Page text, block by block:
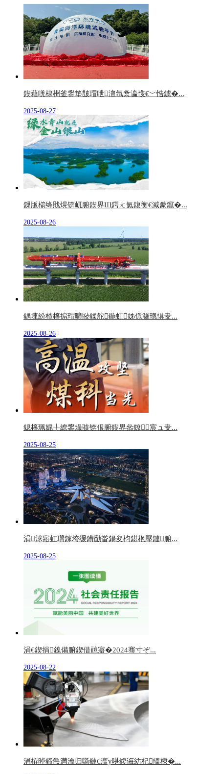
鍥藉唴棣栦釜鐢垫皵瑁呭澶氬洜瀛愯€﹀悎鐪�...
2025-08-27
鏁版櫤绛戝熀锛屼腑鍥界Щ鍔ㄤ氦鍑衡€滅豢鑹�...
2025-08-26
鍝堜紛楂橀搧瑁曠敯鍒舵鍦虹姊佹灦璁惧叏...
2025-08-26
鎴橀珮娓╀繚鐢熶骇锛佷腑鍥界叅鐐宸ュ叏...
2025-08-25
涓浗寤虹瓚鎵垮缓鐨勫畨鍚夋枃鍖栬壓鏈腑...
2025-08-25
涓€鍥捐鎳備腑鍥借兘寤�2024骞寸ぞ...
2025-08-22
涓栫晫鍗曟満瀹归噺鏈€澶у啿鍑诲紡杞疆棣�...